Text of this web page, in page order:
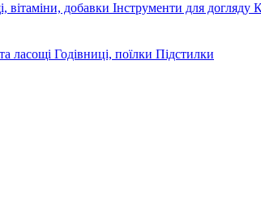
вітаміни, добавки Інструменти для догляду
ласощі Годівниці, поїлки Підстилки